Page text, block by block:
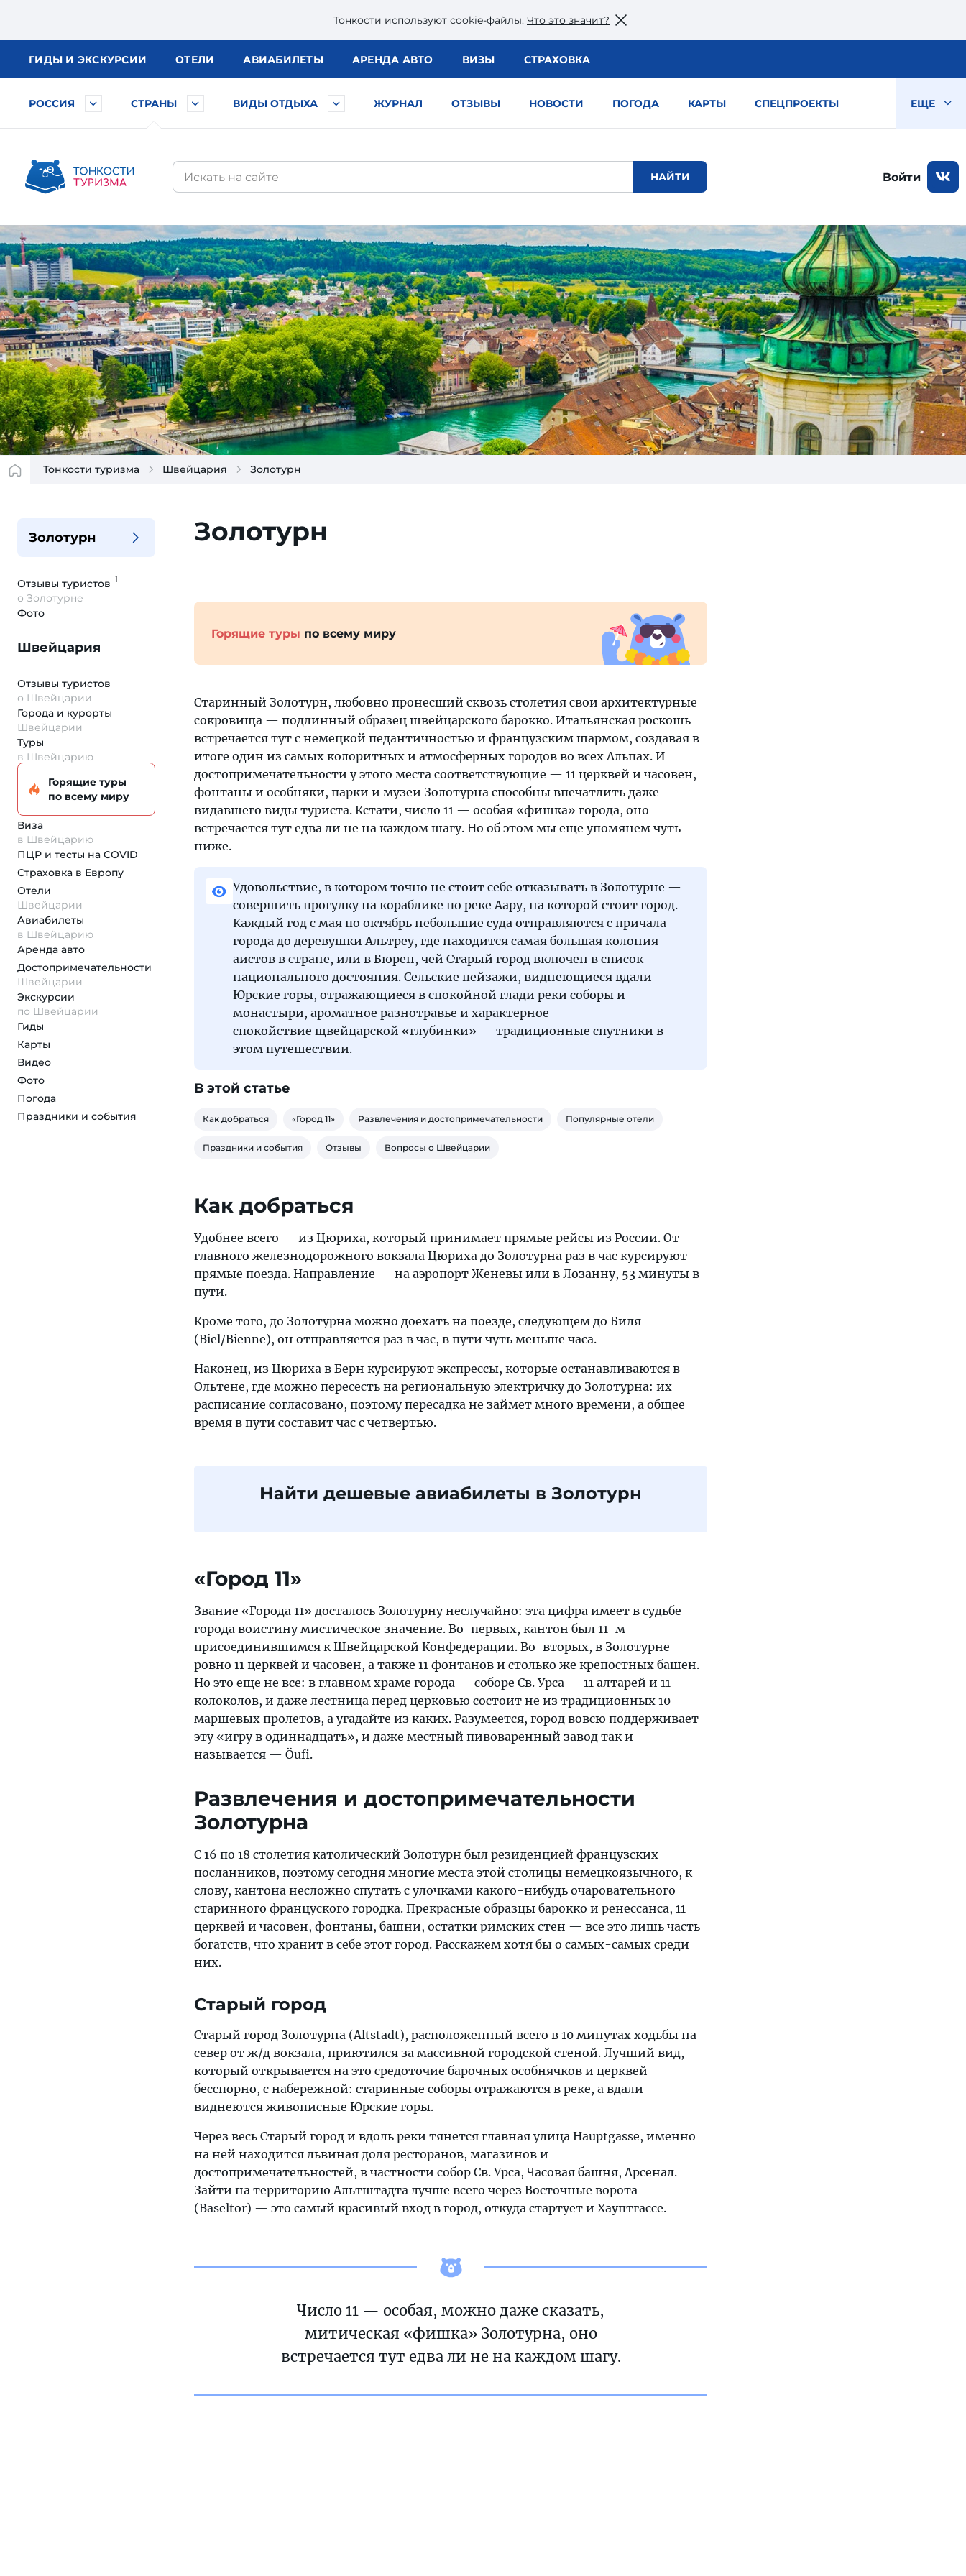
Тонкости используют сookie-файлы. Что это значит?
ГИДЫ И ЭКСКУРСИИ ОТЕЛИ АВИАБИЛЕТЫ АРЕНДА АВТО ВИЗЫ СТРАХОВКА
РОССИЯ СТРАНЫ ВИДЫ ОТДЫХА ЖУРНАЛ ОТЗЫВЫ НОВОСТИ ПОГОДА КАРТЫ СПЕЦПРОЕКТЫ ЕЩЕ
Войти
Тонкости туризма Швейцария Золотурн
Золотурн
Отзывы туристов 1
о Золотурне
Фото
Швейцария
Отзывы туристов
о Швейцарии
Города и курорты
Швейцарии
Туры
в Швейцарию
Горящие туры
по всему миру
Виза
в Швейцарию
ПЦР и тесты на COVID
Страховка в Европу
Отели
Швейцарии
Авиабилеты
в Швейцарию
Аренда авто
Достопримеча­тельности
Швейцарии
Экскурсии
по Швейцарии
Гиды
Карты
Видео
Фото
Погода
Праздники и события
Золотурн
Горящие туры по всему миру
Старинный Золотурн, любовно пронесший сквозь столетия свои архитектурные
сокровища — подлинный образец швейцарского барокко. Итальянская роскошь
встречается тут с немецкой педантичностью и французским шармом, создавая в
итоге один из самых колоритных и атмосферных городов во всех Альпах. И
достопримечательности у этого места соответствующие — 11 церквей и часовен,
фонтаны и особняки, парки и музеи Золотурна способны впечатлить даже
видавшего виды туриста. Кстати, число 11 — особая «фишка» города, оно
встречается тут едва ли не на каждом шагу. Но об этом мы еще упомянем чуть
ниже.
Удовольствие, в котором точно не стоит себе отказывать в Золотурне —
совершить прогулку на кораблике по реке Аару, на которой стоит город.
Каждый год с мая по октябрь небольшие суда отправляются с причала
города до деревушки Альтреу, где находится самая большая колония
аистов в стране, или в Бюрен, чей Старый город включен в список
национального достояния. Сельские пейзажи, виднеющиеся вдали
Юрские горы, отражающиеся в спокойной глади реки соборы и
монастыри, ароматное разнотравье и характерное
спокойствие щвейцарской «глубинки» — традиционные спутники в
этом путешествии.
В этой статье
Как добраться «Город 11» Развлечения и достопримечательности Популярные отели
Праздники и события Отзывы Вопросы о Швейцарии
Как добраться
Удобнее всего — из Цюриха, который принимает прямые рейсы из России. От
главного железнодорожного вокзала Цюриха до Золотурна раз в час курсируют
прямые поезда. Направление — на аэропорт Женевы или в Лозанну, 53 минуты в
пути.
Кроме того, до Золотурна можно доехать на поезде, следующем до Биля
(Biel/Bienne), он отправляется раз в час, в пути чуть меньше часа.
Наконец, из Цюриха в Берн курсируют экспрессы, которые останавливаются в
Ольтене, где можно пересесть на региональную электричку до Золотурна: их
расписание согласовано, поэтому пересадка не займет много времени, а общее
время в пути составит час с четвертью.
Найти дешевые авиабилеты в Золотурн
«Город 11»
Звание «Города 11» досталось Золотурну неслучайно: эта цифра имеет в судьбе
города воистину мистическое значение. Во-первых, кантон был 11-м
присоединившимся к Швейцарской Конфедерации. Во-вторых, в Золотурне
ровно 11 церквей и часовен, а также 11 фонтанов и столько же крепостных башен.
Но это еще не все: в главном храме города — соборе Св. Урса — 11 алтарей и 11
колоколов, и даже лестница перед церковью состоит не из традиционных 10-
маршевых пролетов, а угадайте из каких. Разумеется, город вовсю поддерживает
эту «игру в одиннадцать», и даже местный пивоваренный завод так и
называется — Öufi.
Развлечения и достопримечательности
Золотурна
С 16 по 18 столетия католический Золотурн был резиденцией французских
посланников, поэтому сегодня многие места этой столицы немецкоязычного, к
слову, кантона несложно спутать с улочками какого-нибудь очаровательного
старинного француского городка. Прекрасные образцы барокко и ренессанса, 11
церквей и часовен, фонтаны, башни, остатки римских стен — все это лишь часть
богатств, что хранит в себе этот город. Расскажем хотя бы о самых-самых среди
них.
Старый город
Старый город Золотурна (Altstadt), расположенный всего в 10 минутах ходьбы на
север от ж/д вокзала, приютился за массивной городской стеной. Лучший вид,
который открывается на это средоточие барочных особнячков и церквей —
бесспорно, с набережной: старинные соборы отражаются в реке, а вдали
виднеются живописные Юрские горы.
Через весь Старый город и вдоль реки тянется главная улица Hauptgasse, именно
на ней находится львиная доля ресторанов, магазинов и
достопримечательностей, в частности собор Св. Урса, Часовая башня, Арсенал.
Зайти на территорию Альтштадта лучше всего через Восточные ворота
(Baseltor) — это самый красивый вход в город, откуда стартует и Хауптгассе.
Число 11 — особая, можно даже сказать,
митическая «фишка» Золотурна, оно
встречается тут едва ли не на каждом шагу.